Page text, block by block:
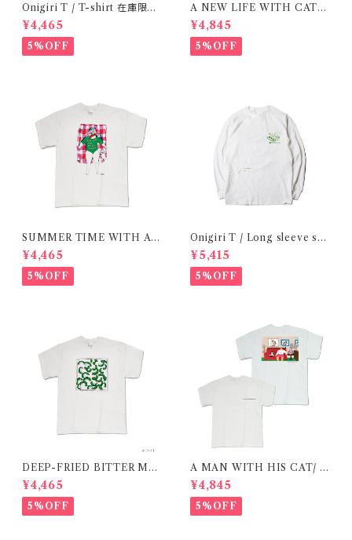
Onigiri T / T-shirt 在庫限り
で終了
¥4,465
5%OFF
A NEW LIFE WITH CATS
/ T-shirt 在庫限りで終了
¥4,845
5%OFF
SUMMER TIME WITH A
CAT / RED / T-shirt 在庫限
りで終了
¥4,465
5%OFF
Onigiri T / Long sleeve shi
rt 在庫限りで終了
¥5,415
5%OFF
DEEP-FRIED BITTER ME
LON T SHIRT/ 揚げたてゴー
ヤtシャツ 在庫限りで終了
¥4,465
5%OFF
A MAN WITH HIS CAT/ T
-shirt 在庫限りで終了
¥4,845
5%OFF